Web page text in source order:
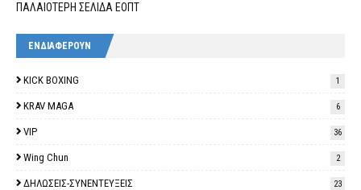
ΠΑΛΑΙΟΤΕΡΗ ΣΕΛΙΔΑ ΕΟΠΤ
ΕΝΔΙΑΦΕΡΟΥΝ
KICK BOXING 1
KRAV MAGA 6
VIP 36
Wing Chun 2
ΔΗΛΩΣΕΙΣ-ΣΥΝΕΝΤΕΥΞΕΙΣ 23